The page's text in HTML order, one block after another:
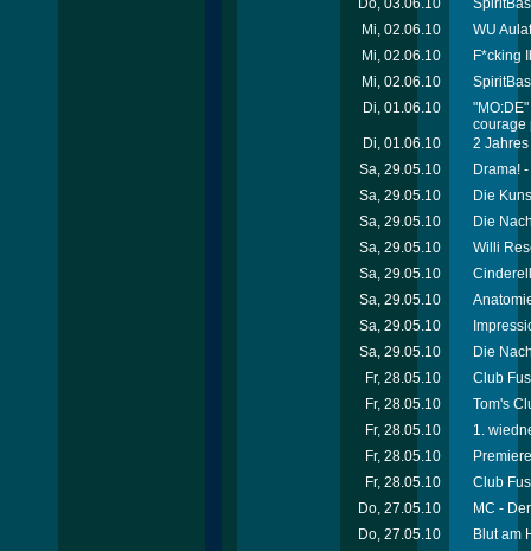
Do, 03.06.10
Mi, 02.06.10
WU
Mi, 02.06.10
F*cking
Mi, 02.06.10
Di, 01.06.10
courage
Di, 01.06.10
2
Sa, 29.05.10
Drama!
Sa, 29.05.10
Die
Sa, 29.05.10
Die
Sa, 29.05.10
Willi
Sa, 29.05.10
Sa, 29.05.10
Sa, 29.05.10
Sa, 29.05.10
Die
Fr, 28.05.10
Club
Fr, 28.05.10
Tom's
Fr, 28.05.10
1.
Fr, 28.05.10
Fr, 28.05.10
Club
Do, 27.05.10
MC -
Do, 27.05.10
Blut am